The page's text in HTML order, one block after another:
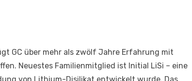
GC über mehr als zwölf Jahre Erfahrung mit
Neuestes Familienmitglied ist Initial LiSi – eine